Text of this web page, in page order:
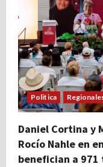
Politica
Daniel Cortina y
Rocío Nahle en
benefician a 971